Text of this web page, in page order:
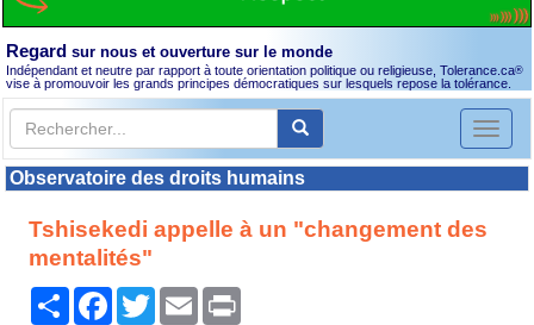
Regard sur nous et ouverture sur le monde
Indépendant et neutre par rapport à toute orientation politique ou religieuse, Tolerance.ca®
vise à promouvoir les grands principes démocratiques sur lesquels repose la tolérance.
Toggle
Observatoire des droits humains
Tshisekedi appelle à un "changement des
mentalités"
PartagerFacebook
TwitterEmail